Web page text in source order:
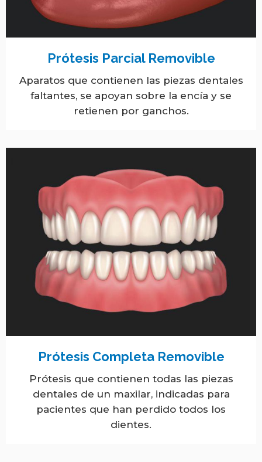
Prótesis Parcial Removible
Aparatos que contienen las piezas dentales
faltantes, se apoyan sobre la encía y se
retienen por ganchos.
Prótesis Completa Removible
Prótesis que contienen todas las piezas
dentales de un maxilar, indicadas para
pacientes que han perdido todos los
dientes.